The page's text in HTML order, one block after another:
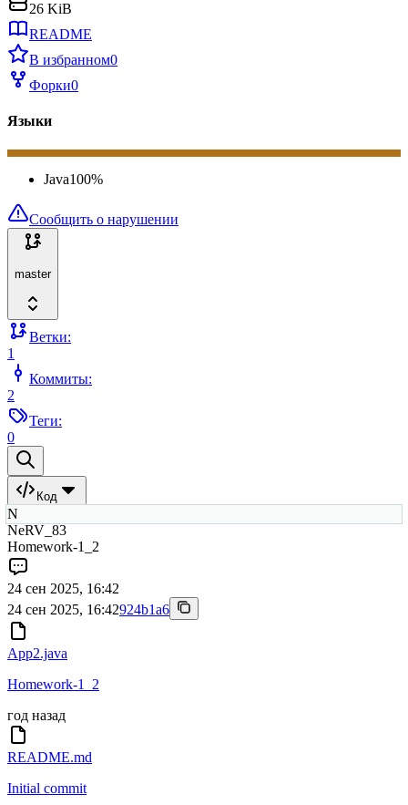
26 KiB
README
В избранном0
Форки0
Языки
Java100%
Сообщить о нарушении
master
Ветки:
1
Коммиты:
2
Теги:
0
Код
N
NeRV_83
Homework-1_2
24 сен 2025, 16:42
24 сен 2025, 16:42924b1a6
App2.java
Homework-1_2
год назад
README.md
Initial commit